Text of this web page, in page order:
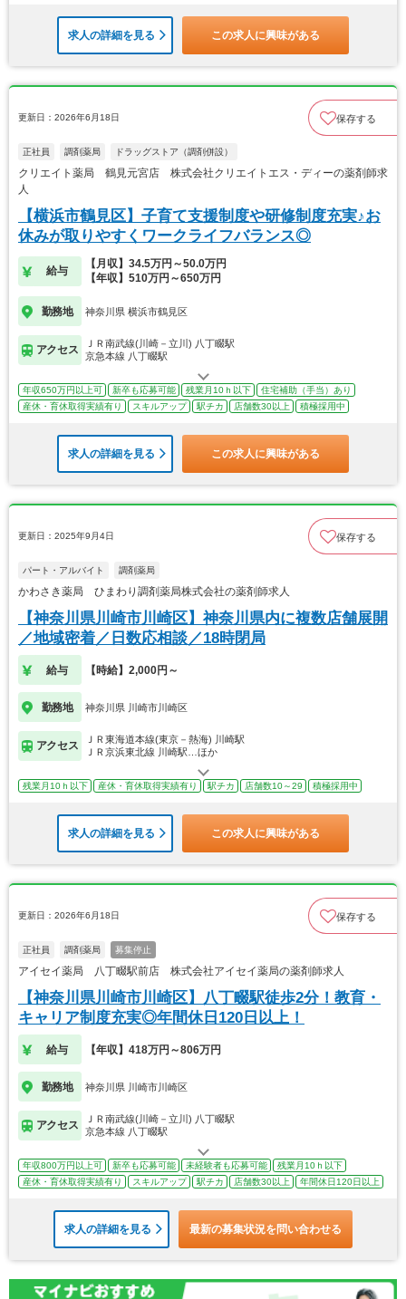
求人の詳細を見る この求人に興味がある
更新日：2026年6月18日 保存する
正社員 調剤薬局 ドラッグストア（調剤併設）
クリエイト薬局 鶴見元宮店 株式会社クリエイトエス・ディーの薬剤師求
人
【横浜市鶴見区】子育て支援制度や研修制度充実♪お
休みが取りやすくワークライフバランス◎
給与
【月収】34.5万円～50.0万円
【年収】510万円～650万円
勤務地 神奈川県 横浜市鶴見区
アクセス
ＪＲ南武線(川崎－立川) 八丁畷駅
京急本線 八丁畷駅
年収650万円以上可 新卒も応募可能 残業月10ｈ以下
住宅補助（手当）あり
産休・育休取得実績有り
スキルアップ 駅チカ 店舗数30以上 積極採用中
求人の詳細を見る この求人に興味がある
更新日：2025年9月4日 保存する
パート・アルバイト 調剤薬局
かわさき薬局 ひまわり調剤薬局株式会社の薬剤師求人
【神奈川県川崎市川崎区】神奈川県内に複数店舗展開
／地域密着／日数応相談／18時閉局
給与 【時給】2,000円～
勤務地 神奈川県 川崎市川崎区
アクセス
ＪＲ東海道本線(東京－熱海) 川崎駅
ＪＲ京浜東北線 川崎駅…ほか
残業月10ｈ以下 産休・育休取得実績有り 駅チカ 店舗数10～29 積極採用中
求人の詳細を見る この求人に興味がある
更新日：2026年6月18日 保存する
正社員 調剤薬局 募集停止
アイセイ薬局 八丁畷駅前店 株式会社アイセイ薬局の薬剤師求人
【神奈川県川崎市川崎区】八丁畷駅徒歩2分！教育・
キャリア制度充実◎年間休日120日以上！
給与 【年収】418万円～806万円
勤務地 神奈川県 川崎市川崎区
アクセス
ＪＲ南武線(川崎－立川) 八丁畷駅
京急本線 八丁畷駅
年収800万円以上可 新卒も応募可能 未経験者も応募可能
残業月10ｈ以下
産休・育休取得実績有り
スキルアップ 駅チカ 店舗数30以上 年間休日120日以上
求人の詳細を見る 最新の募集状況を問い合わせる